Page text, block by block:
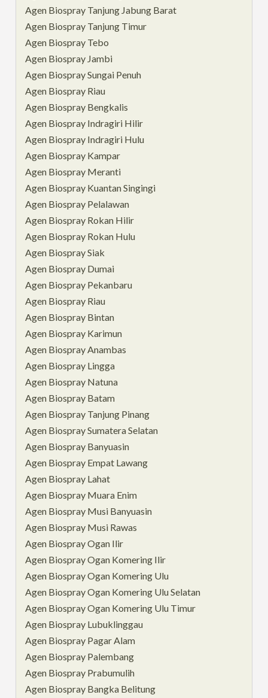
Agen Biospray Tanjung Jabung Barat
Agen Biospray Tanjung Timur
Agen Biospray Tebo
Agen Biospray Jambi
Agen Biospray Sungai Penuh
Agen Biospray Riau
Agen Biospray Bengkalis
Agen Biospray Indragiri Hilir
Agen Biospray Indragiri Hulu
Agen Biospray Kampar
Agen Biospray Meranti
Agen Biospray Kuantan Singingi
Agen Biospray Pelalawan
Agen Biospray Rokan Hilir
Agen Biospray Rokan Hulu
Agen Biospray Siak
Agen Biospray Dumai
Agen Biospray Pekanbaru
Agen Biospray Riau
Agen Biospray Bintan
Agen Biospray Karimun
Agen Biospray Anambas
Agen Biospray Lingga
Agen Biospray Natuna
Agen Biospray Batam
Agen Biospray Tanjung Pinang
Agen Biospray Sumatera Selatan
Agen Biospray Banyuasin
Agen Biospray Empat Lawang
Agen Biospray Lahat
Agen Biospray Muara Enim
Agen Biospray Musi Banyuasin
Agen Biospray Musi Rawas
Agen Biospray Ogan Ilir
Agen Biospray Ogan Komering Ilir
Agen Biospray Ogan Komering Ulu
Agen Biospray Ogan Komering Ulu Selatan
Agen Biospray Ogan Komering Ulu Timur
Agen Biospray Lubuklinggau
Agen Biospray Pagar Alam
Agen Biospray Palembang
Agen Biospray Prabumulih
Agen Biospray Bangka Belitung